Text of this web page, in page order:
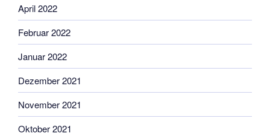
April 2022
Februar 2022
Januar 2022
Dezember 2021
November 2021
Oktober 2021